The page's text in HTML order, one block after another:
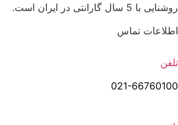
روشنایی با 5 سال گارانتی در ایران است.
اطلاعات تماس
تلفن
021-66760100